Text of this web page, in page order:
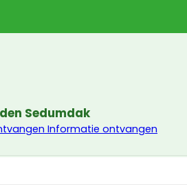
Sedumdak
Informatie ontvangen